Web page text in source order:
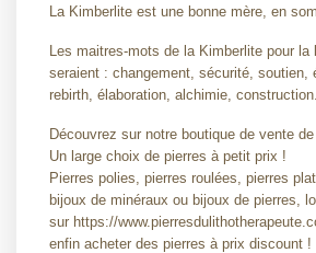
La Kimberlite est une bonne mère, en
Les maitres-mots de la Kimberlite pour la
seraient : changement, sécurité, soutien,
rebirth, élaboration, alchimie, construction.
Découvrez sur notre boutique de vente
Un large choix de pierres à petit prix !
Pierres polies, pierres roulées, pierres
bijoux de minéraux ou bijoux de pierres,
sur https://
enfin acheter des pierres à prix discount !